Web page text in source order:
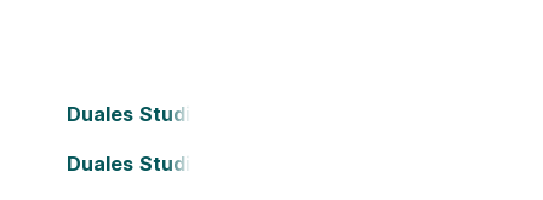
Duales Studium Bielefeld
Duales Studium Dortmund